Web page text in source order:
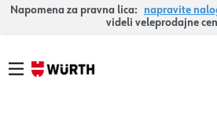
Napomena za pravna lica: napravite
videli veleprodajne